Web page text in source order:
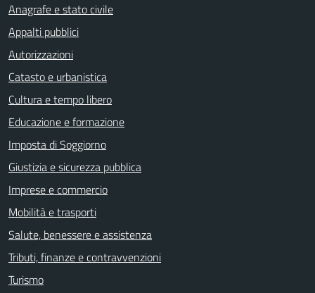
Anagrafe e stato civile
Appalti pubblici
Autorizzazioni
Catasto e urbanistica
Cultura e tempo libero
Educazione e formazione
Imposta di Soggiorno
Giustizia e sicurezza pubblica
Imprese e commercio
Mobilità e trasporti
Salute, benessere e assistenza
Tributi, finanze e contravvenzioni
Turismo